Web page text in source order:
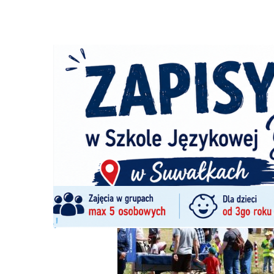
Ścieżka
nawigacyjna
Strona główna
Dzień
Z ŻYCIA MIASTA 31/05/2026 / 0 Komentarzy
Dzień Dziecka na Bulwarach nad